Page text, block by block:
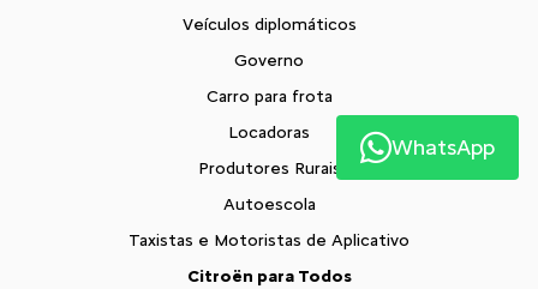
Veículos diplomáticos
Governo
Carro para frota
Locadoras
Produtores Rurais
Autoescola
Taxistas e Motoristas de Aplicativo
Citroën para Todos
WhatsApp